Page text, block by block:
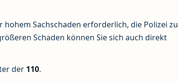
Sachschaden erforderlich, die Polizei zu
Schaden können Sie sich auch direkt
der 110.